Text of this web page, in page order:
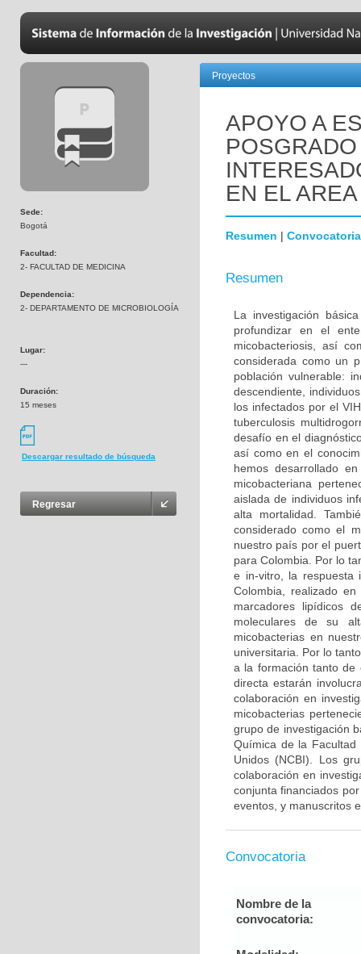
Sede:
Bogotá
Facultad:
2- FACULTAD DE MEDICINA
Dependencia:
2- DEPARTAMENTO DE MICROBIOLOGÍA
Lugar:
---
Duración:
15 meses
Descargar resultado de búsqueda
Regresar
Proyectos
APOYO A
EN EL
Resumen | Convocatoria
Resumen
La investigación
profundizar en el
micobacteriosis, así
considerada como un
población vulnerable:
descendiente,
los infectados por el
tuberculosis
desafío en el
así como en el
hemos desarrollado
micobacteriana
aislada de individuos
alta mortalidad.
considerado como el
nuestro país por el
para Colombia. Por lo
e in-vitro, la respuesta
Colombia, realizado
marcadores lipídicos
moleculares de su
micobacterias en
universitaria. Por lo
a la formación tanto de
directa estarán
colaboración en
micobacterias
grupo de investigación
Química de la
Unidos (NCBI). Los
colaboración en
conjunta financiados
eventos, y manuscritos
Convocatoria
Nombre de la
convocatoria: